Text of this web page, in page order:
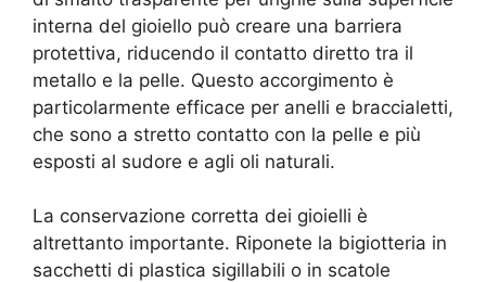
interna del gioiello può creare una barriera
protettiva, riducendo il contatto diretto tra il
metallo e la pelle. Questo accorgimento è
particolarmente efficace per anelli e braccialetti,
che sono a stretto contatto con la pelle e più
esposti al sudore e agli oli naturali.
La conservazione corretta dei gioielli è
altrettanto importante. Riponete la bigiotteria in
sacchetti di plastica sigillabili o in scatole